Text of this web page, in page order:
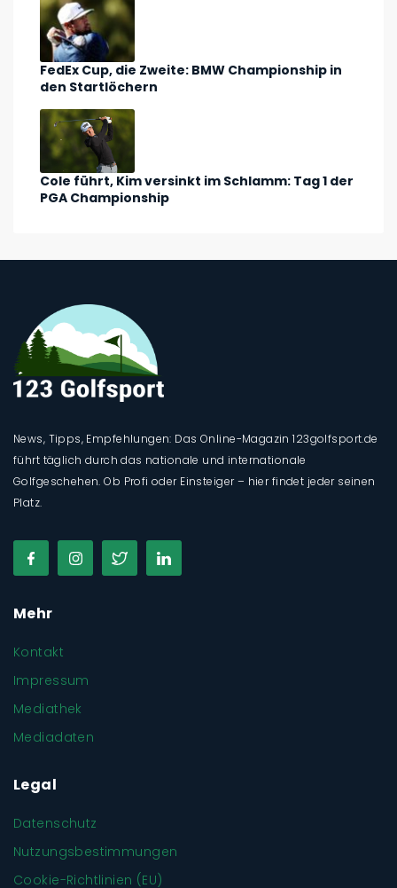
FedEx Cup, die Zweite: BMW Championship in
den Startlöchern
Cole führt, Kim versinkt im Schlamm: Tag 1 der
PGA Championship
News, Tipps, Empfehlungen: Das Online-Magazin 123golfsport.de
führt täglich durch das nationale und internationale
Golfgeschehen. Ob Profi oder Einsteiger – hier findet jeder seinen
Platz.
Mehr
Kontakt
Impressum
Mediathek
Mediadaten
Legal
Datenschutz
Nutzungsbestimmungen
Cookie-Richtlinien (EU)